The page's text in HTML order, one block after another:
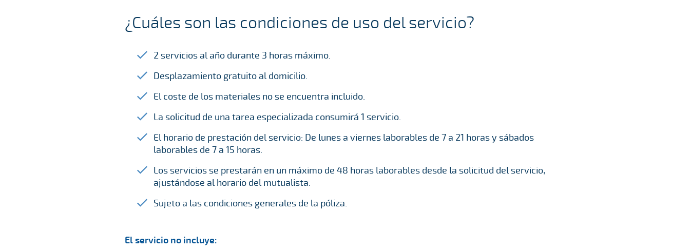
¿Cuáles son las condiciones de uso del servicio?
2 servicios al año durante 3 horas máximo.
Desplazamiento gratuito al domicilio.
El coste de los materiales no se encuentra incluido.
La solicitud de una tarea especializada consumirá 1 servicio.
El horario de prestación del servicio: De lunes a viernes laborables de 7 a 21 horas y sábados
laborables de 7 a 15 horas.
Los servicios se prestarán en un máximo de 48 horas laborables desde la solicitud del servicio,
ajustándose al horario del mutualista.
Sujeto a las condiciones generales de la póliza.
El servicio no incluye: